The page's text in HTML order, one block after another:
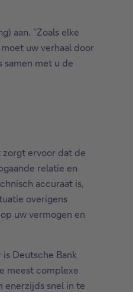
aan. “Zoals elke
uw verhaal door
samen met u de
zorgt ervoor dat de
relatie en
accuraat is,
overigens
uw vermogen en
Deutsche Bank
meest complexe
enerzijds snel in te